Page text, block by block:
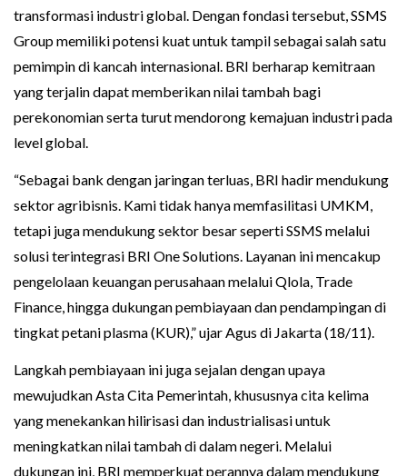
transformasi industri global. Dengan fondasi tersebut, SSMS
Group memiliki potensi kuat untuk tampil sebagai salah satu
pemimpin di kancah internasional. BRI berharap kemitraan
yang terjalin dapat memberikan nilai tambah bagi
perekonomian serta turut mendorong kemajuan industri pada
level global.
“Sebagai bank dengan jaringan terluas, BRI hadir mendukung
sektor agribisnis. Kami tidak hanya memfasilitasi UMKM,
tetapi juga mendukung sektor besar seperti SSMS melalui
solusi terintegrasi BRI One Solutions. Layanan ini mencakup
pengelolaan keuangan perusahaan melalui Qlola, Trade
Finance, hingga dukungan pembiayaan dan pendampingan di
tingkat petani plasma (KUR),” ujar Agus di Jakarta (18/11).
Langkah pembiayaan ini juga sejalan dengan upaya
mewujudkan Asta Cita Pemerintah, khususnya cita kelima
yang menekankan hilirisasi dan industrialisasi untuk
meningkatkan nilai tambah di dalam negeri. Melalui
dukungan ini, BRI memperkuat perannya dalam mendukung